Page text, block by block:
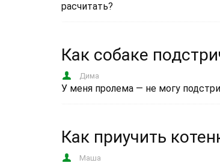
расчитать?
Как собаке
Дима
У меня пролема — не могу
Как приучить
Маша